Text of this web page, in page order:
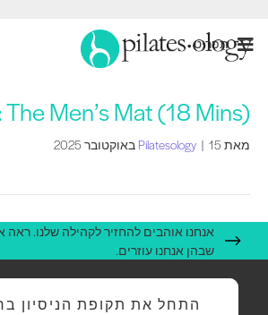
תַפרִיט
The Men’s Mat (18 Mins)
מאת Pilatesology | 15 באוקטובר 2025
אנחנו אוהבים להחזיר לקהילה שלנו. ראה
שבהן אנחנו עוזרים.
התחל את תקופת הניסיון